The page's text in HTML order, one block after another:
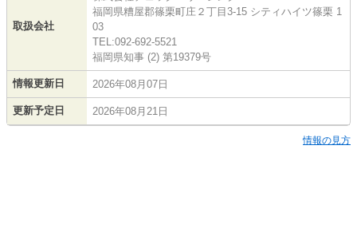
取扱会社
福岡県糟屋郡篠栗町庄２丁目3-15 シティハイツ篠栗 1
03
TEL:092-692-5521
福岡県知事 (2) 第19379号
情報更新日 2026年08月07日
更新予定日 2026年08月21日
情報の見方